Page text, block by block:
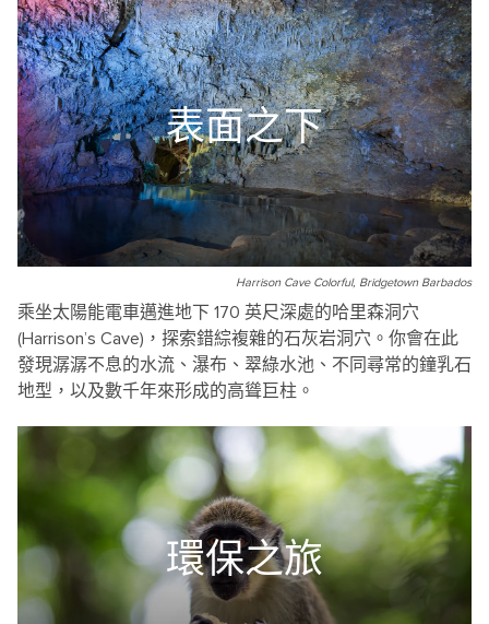
表面之下
Harrison Cave Colorful, Bridgetown Barbados
乘坐太陽能電車邁進地下 170 英尺深處的哈里森洞穴
(Harrison’s Cave)，探索錯綜複雜的石灰岩洞穴。你會在此
發現潺潺不息的水流、瀑布、翠綠水池、不同尋常的鐘乳石
地型，以及數千年來形成的高聳巨柱。
環保之旅